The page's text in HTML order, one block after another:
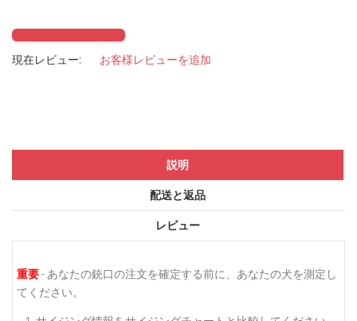
Click to check it out
現在レビュー:
お客様レビューを追加
説明
配送と返品
レビュー
重要- あなたの銃口の注文を確定する前に、あなたの犬を測定し
てください。